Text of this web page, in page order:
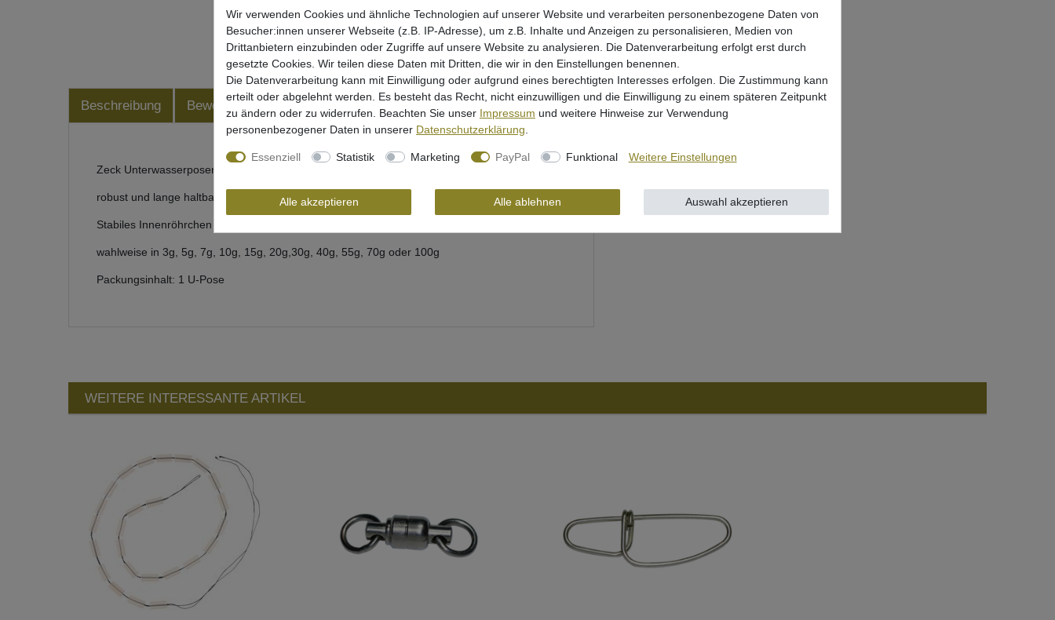
Beschreibung Bewertung Produktsicherheit
Zeck Unterwasserposen
robust und lange haltbar, U-Pose mit wenig Strömungswiderstand
Stabiles Innenröhrchen / Durchmesser: 2,8 mm
wahlweise in 3g, 5g, 7g, 10g, 15g, 20g,30g, 40g, 55g, 70g oder 100g
Packungsinhalt: 1 U-Pose
WEITERE INTERESSANTE ARTIKEL
Wir verwenden Cookies und ähnliche Technologien auf unserer Website und verarbeiten personenbezogene Daten von
Besucher:innen unserer Webseite (z.B. IP-Adresse), um z.B. Inhalte und Anzeigen zu personalisieren, Medien von
Drittanbietern einzubinden oder Zugriffe auf unsere Website zu analysieren. Die Datenverarbeitung erfolgt erst durch
gesetzte Cookies. Wir teilen diese Daten mit Dritten, die wir in den Einstellungen benennen.
Die Datenverarbeitung kann mit Einwilligung oder aufgrund eines berechtigten Interesses erfolgen. Die Zustimmung kann
erteilt oder abgelehnt werden. Es besteht das Recht, nicht einzuwilligen und die Einwilligung zu einem späteren Zeitpunkt
zu ändern oder zu widerrufen. Beachten Sie unser Impressum und weitere Hinweise zur Verwendung
personenbezogener Daten in unserer Daten­schutz­erklärung
Essenziell Statistik Marketing PayPal Funktional Weitere Einstellungen
Alle akzeptieren Alle ablehnen Auswahl akzeptieren